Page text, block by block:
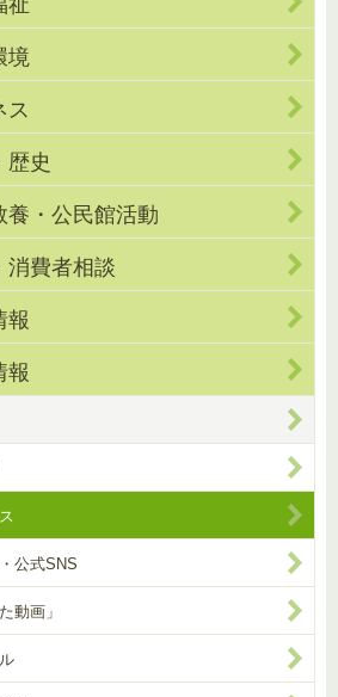
境
ス
歴史
養・公民館活動
消費者相談
報
報
公式SNS
動画」